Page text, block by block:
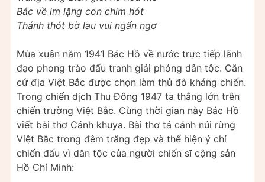
Bác về im lặng con chim hót
Thánh thót bờ lau vui ngẩn ngơ
Mùa xuân năm 1941 Bác Hồ về nước trực tiếp lãnh
đạo phong trào đấu tranh giải phóng dân tộc. Căn
cứ địa Việt Bắc được chọn làm thủ đô kháng chiến.
Trong chiến dịch Thu Đông 1947 ta thắng lớn trên
chiến trường Việt Bắc. Cùng thời gian này Bác Hồ
viết bài thơ Cảnh khuya. Bài thơ tả cảnh núi rừng
Việt Bắc trong đêm trăng đẹp và thể hiện ý chí
chiến đấu vì dân tộc của người chiến sĩ cộng sản
Hồ Chí Minh: